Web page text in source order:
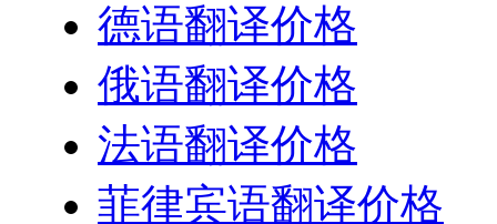
德语翻译价格
俄语翻译价格
法语翻译价格
菲律宾语翻译价格